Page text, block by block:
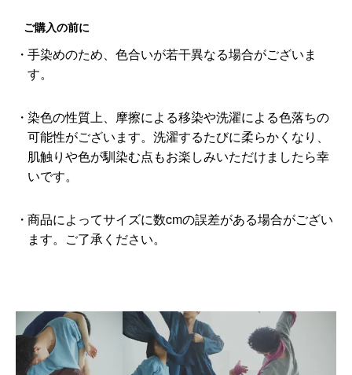
ご購入の前に
手染めのため、色合いが若干異なる場合がございま
す。
染色の性質上、摩擦による移染や洗濯による色落ちの
可能性がございます。洗濯するたびに柔らかくなり、
肌触りや色が馴染む点もお楽しみいただけましたら幸
いです。
商品によってサイズに数cmの誤差がある場合がござい
ます。ご了承ください。